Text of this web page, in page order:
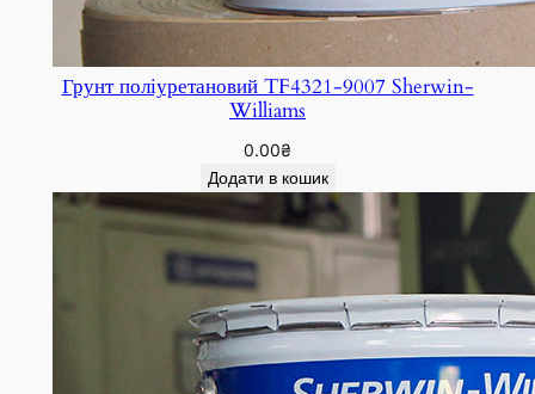
Грунт поліуретановий TF4321-9007 Sherwin-
Williams
0.00₴
Додати в кошик